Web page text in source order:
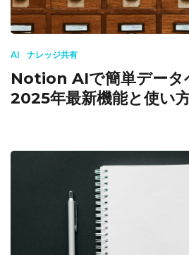
AI ナレッジ共有
Notion AIで簡単データ
2025年最新機能と使い